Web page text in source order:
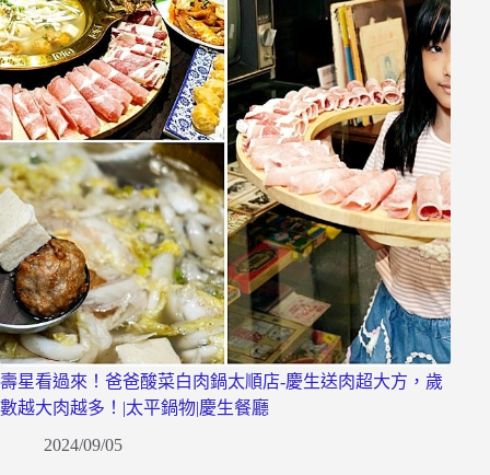
壽星看過來！爸爸酸菜白肉鍋太順店-慶生送肉超大方，歲
數越大肉越多！|太平鍋物|慶生餐廳
2024/09/05